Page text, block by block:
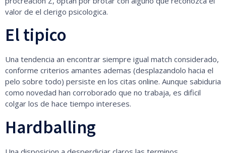
valor de el clerigo psicologica.
El tipico
Una tendencia an encontrar siempre igual match considerado,
conforme criterios amantes ademas (desplazandolo hacia el
pelo sobre todo) persiste en los citas online. Aunque sabiduria
como novedad han corroborado que no trabaja, es dificil
colgar los de hace tiempo intereses.
Hardballing